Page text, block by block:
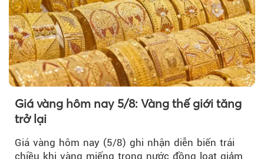
Giá vàng hôm nay 5/8: Vàng thế giới tăng
trở lại
Giá vàng hôm nay (5/8) ghi nhận diễn biến trái
chiều khi vàng miếng trong nước đồng loạt giảm